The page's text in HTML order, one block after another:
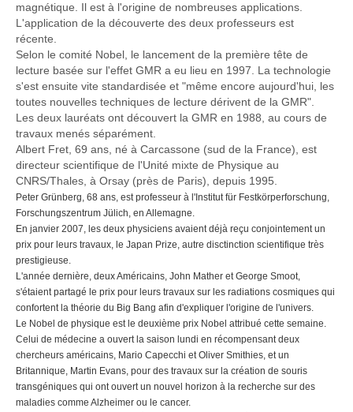
magnétique. Il est à l'origine de nombreuses applications.
L'application de la découverte des deux professeurs est
récente.
Selon le comité Nobel, le lancement de la première tête de
lecture basée sur l'effet GMR a eu lieu en 1997. La technologie
s'est ensuite vite standardisée et "même encore aujourd'hui, les
toutes nouvelles techniques de lecture dérivent de la GMR".
Les deux lauréats ont découvert la GMR en 1988, au cours de
travaux menés séparément.
Albert Fret, 69 ans, né à Carcassone (sud de la France), est
directeur scientifique de l'Unité mixte de Physique au
CNRS/Thales, à Orsay (près de Paris), depuis 1995.
Peter Grünberg, 68 ans, est professeur à l'Institut für Festkörperforschung,
Forschungszentrum Jülich, en Allemagne.
En janvier 2007, les deux physiciens avaient déjà reçu conjointement un
prix pour leurs travaux, le Japan Prize, autre disctinction scientifique très
prestigieuse.
L'année dernière, deux Américains, John Mather et George Smoot,
s'étaient partagé le prix pour leurs travaux sur les radiations cosmiques qui
confortent la théorie du Big Bang afin d'expliquer l'origine de l'univers.
Le Nobel de physique est le deuxième prix Nobel attribué cette semaine.
Celui de médecine a ouvert la saison lundi en récompensant deux
chercheurs américains, Mario Capecchi et Oliver Smithies, et un
Britannique, Martin Evans, pour des travaux sur la création de souris
transgéniques qui ont ouvert un nouvel horizon à la recherche sur des
maladies comme Alzheimer ou le cancer.